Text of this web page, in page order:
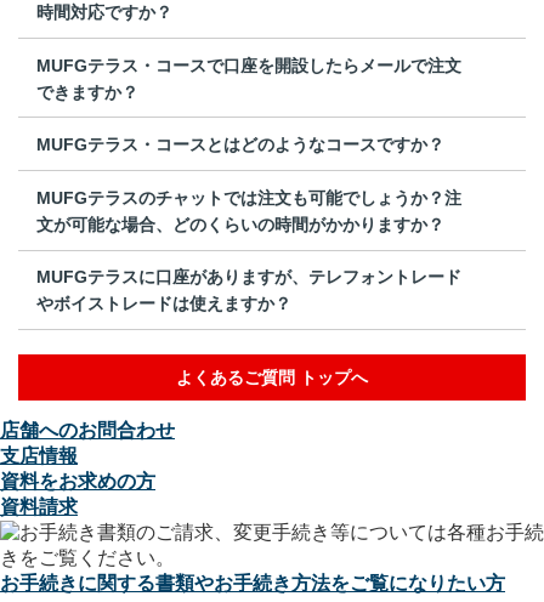
時間対応ですか？
MUFGテラス・コースで口座を開設したらメールで注文
できますか？
MUFGテラス・コースとはどのようなコースですか？
MUFGテラスのチャットでは注文も可能でしょうか？注
文が可能な場合、どのくらいの時間がかかりますか？
MUFGテラスに口座がありますが、テレフォントレード
やボイストレードは使えますか？
よくあるご質問 トップへ
店舗へのお問合わせ
支店情報
資料をお求めの方
資料請求
お手続きに関する書類やお手続き方法をご覧になりたい方